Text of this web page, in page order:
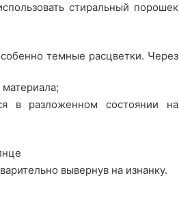
стиральный порошек
темные расцветки. Через
в разложенном состоянии на
вывернув на изнанку.